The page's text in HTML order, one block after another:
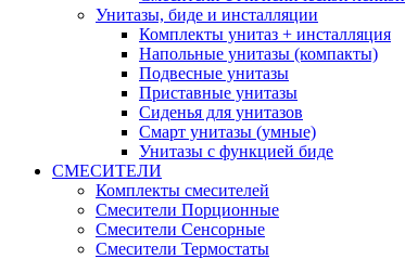
Унитазы, биде и инсталляции
Комплекты унитаз + инсталляция
Напольные унитазы (компакты)
Подвесные унитазы
Приставные унитазы
Сиденья для унитазов
Смарт унитазы (умные)
Унитазы с функцией биде
СМЕСИТЕЛИ
Комплекты смесителей
Смесители Порционные
Смесители Сенсорные
Смесители Термостаты